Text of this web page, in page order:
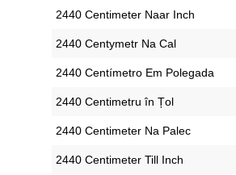
‎2440 Centimeter Naar Inch
‎2440 Centymetr Na Cal
‎2440 Centímetro Em Polegada
‎2440 Centimetru în Țol
‎2440 Centimeter Na Palec
‎2440 Centimeter Till Inch